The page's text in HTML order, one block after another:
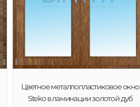
Цветное металлопластиковое окно
Steko в ламинации золотой дуб